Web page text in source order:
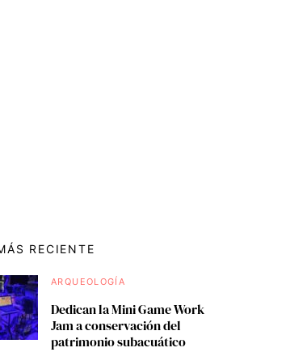
RECIENTE
ARQUEOLOGÍA
Dedican la Mini Game Work
Jam a conservación del
patrimonio subacuático